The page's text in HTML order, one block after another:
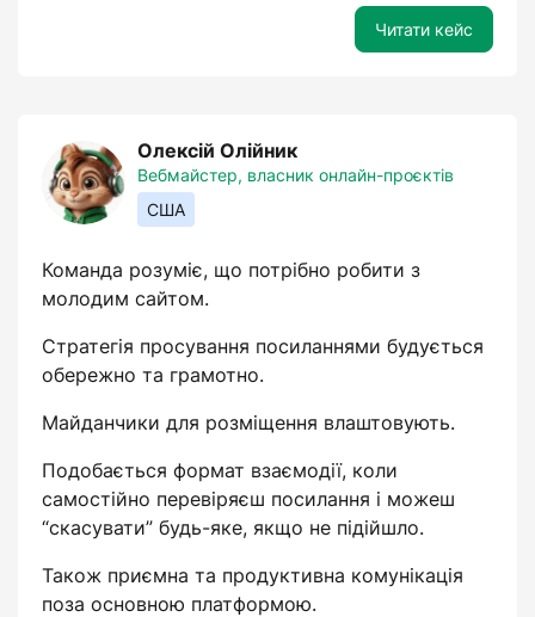
Читати кейс
Олексій Олійник
Вебмайстер, власник онлайн-проєктів
США
Команда розуміє, що потрібно робити з
молодим сайтом.
Стратегія просування посиланнями будується
обережно та грамотно.
Майданчики для розміщення влаштовують.
Подобається формат взаємодії, коли
самостійно перевіряєш посилання і можеш
“скасувати” будь-яке, якщо не підійшло.
Також приємна та продуктивна комунікація
поза основною платформою.